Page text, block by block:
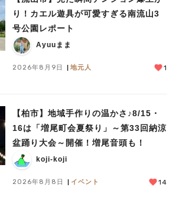
り！カエル遊具が可愛すぎる南流山3
号公園レポート
Ayuuまま
2026年8月9日 地元人 1
【柏市】地域手作りの温かさ♪8/15・
16は「増尾町会夏祭り」～第33回納涼
盆踊り大会～開催！増尾音頭も！
koji-koji
2026年8月8日 イベント 14